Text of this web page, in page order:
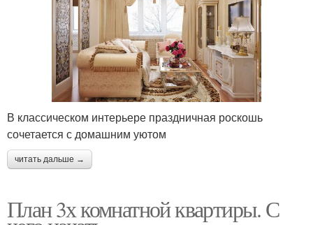
В классическом интерьере праздничная роскошь
сочетается с домашним уютом
читать дальше →
План 3х комнатной квартиры. С